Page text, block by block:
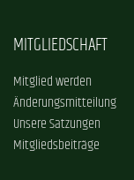
MITGLIEDSCHAFT
Mitglied werden
Änderungsmitteilung
Unsere Satzungen
Mitgliedsbeiträge